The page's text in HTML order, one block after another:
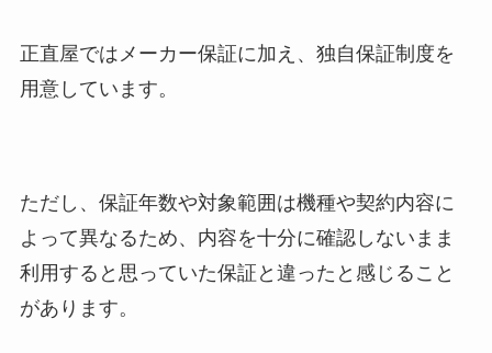
正直屋ではメーカー保証に加え、独自保証制度を
用意しています。
ただし、保証年数や対象範囲は機種や契約内容に
よって異なるため、内容を十分に確認しないまま
利用すると思っていた保証と違ったと感じること
があります。